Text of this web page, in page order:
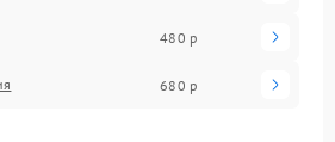
480 р
680 р